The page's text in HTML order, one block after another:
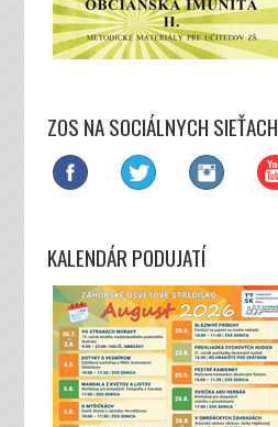
ZOS NA SOCIÁLNYCH SIEŤACH
KALENDÁR PODUJATÍ